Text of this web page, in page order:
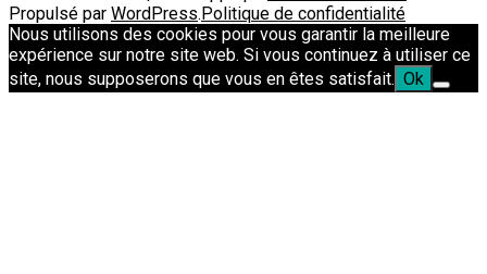
Propulsé par WordPress. Politique de confidentialité
Nous utilisons des cookies pour vous garantir la meilleure
expérience sur notre site web. Si vous continuez à utiliser ce
site, nous supposerons que vous en êtes satisfait. Ok